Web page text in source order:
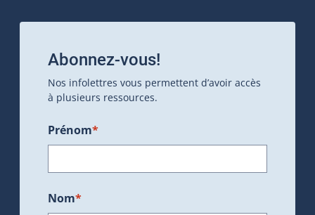
Abonnez-vous!
Nos infolettres vous permettent d’avoir accès
à plusieurs ressources.
Prénom*
Nom*